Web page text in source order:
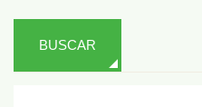
BUSCAR